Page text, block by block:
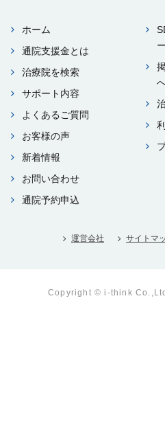
ホーム
通院⽀援⾦とは
治療院を検索
サポート内容
よくあるご質問
お客様の声
新着情報
お問い合わせ
通院予約申込
運営会社 サイトマ
Copyright © i-think